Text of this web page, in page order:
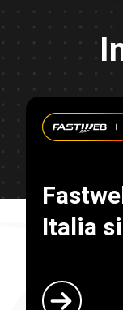
Italia